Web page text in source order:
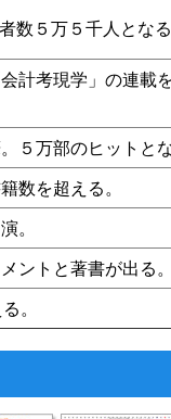
数５万５千人となる
計考現学」の連載
５万部のヒットとな
数を超える。
。
ントと著書が出る。
。